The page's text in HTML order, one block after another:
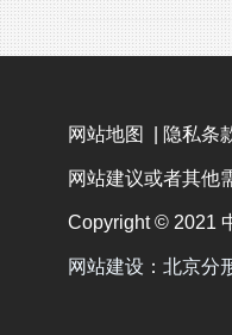
网站地图 隐私条
网站建议或者其他
Copyright © 2021
网站建设 ： 北京分